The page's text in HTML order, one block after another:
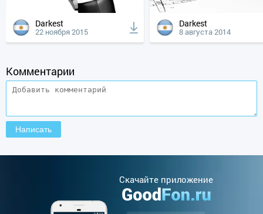
Darkest
22 ноября 2015
Darkest
8 августа 2014
Комментарии
Cкачайте приложение